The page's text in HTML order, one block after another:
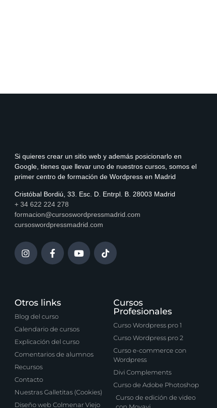
Si quieres crear un sitio web y además posicionarlo en
Google, tienes que llevar uno de nuestros cursos, somos el
primer centro de formación de Wordpress en Madrid
Cristóbal Bordiú, 33. Esc. D. Entrpl. B. 28003 Madrid
+ 34 622 224 278
formacion@cursoswordpressmadrid.com
cursoswordpressmadrid.com
Otros links
Blog del curso
Calendario de cursos
Explicación del curso
Comentarios de alumnos
Recursos
Contacto
Nuestras Galletitas (Cookies)
Diseño web Colmenar Viejo
Cursos
Profesionales
Curso Wordpress pro 1
Curso Wordpress pro 2
Curso e-commerce con
Wordpress
Divi Complements
Curso de Adobe Photoshop
Curso de edición de video